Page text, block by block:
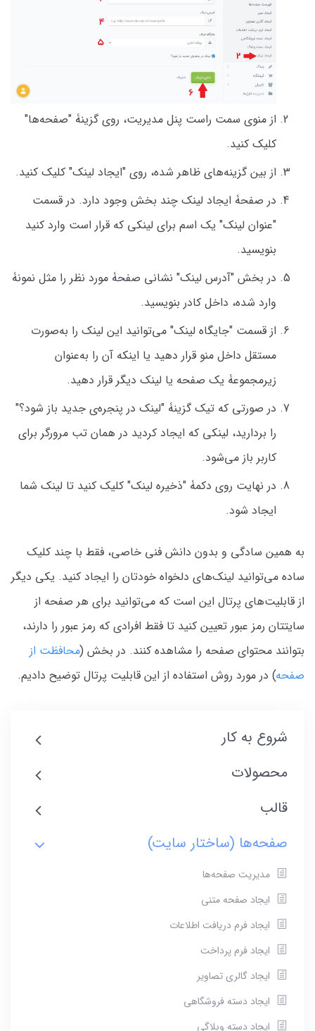
از منوی سمت راست پنل مدیریت، روی گزینۀ "صفحه‌ها"
کلیک کنید.
از بین گزینه‌های ظاهر شده، روی "ایجاد لینک" کلیک کنید.
در صفحۀ ایجاد لینک چند بخش وجود دارد. در قسمت
"عنوان لینک" یک اسم برای لینکی که قرار است وارد کنید
بنویسید.
در بخش "آدرس لینک" نشانی صفحۀ مورد نظر را مثل نمونۀ
وارد شده، داخل کادر بنویسید.
از قسمت "جایگاه لینک" می‌توانید این لینک را به‌صورت
مستقل داخل منو قرار دهید یا اینکه آن را به‌عنوان
زیرمجموعۀ یک صفحه یا لینک دیگر قرار دهید.
در صورتی که تیک گزینۀ "لینک در پنجره‌ی جدید باز شود؟"
را بردارید، لینکی که ایجاد کردید در همان تب مرورگر برای
کاربر باز می‌شود.
در نهایت روی دکمۀ "ذخیره لینک" کلیک کنید تا لینک شما
ایجاد شود.
به همین سادگی و بدون دانش فنی خاصی، فقط با چند کلیک
ساده می‌توانید لینک‌های دلخواه خودتان را ایجاد کنید. یکی دیگر
از قابلیت‌های پرتال این است که می‌توانید برای هر صفحه از
سایتتان رمز عبور تعیین کنید تا فقط افرادی که رمز عبور را دارند،
بتوانند محتوای صفحه را مشاهده کنند. در بخش (محافظت از
صفحه) در مورد روش استفاده از این قابلیت پرتال توضیح دادیم.
شروع به کار
محصولات
قالب
صفحه‌ها (ساختار سایت)
مدیریت صفحه‌ها
ایجاد صفحه متنی
ایجاد فرم دریافت اطلاعات
ایجاد فرم پرداخت
ایجاد گالری تصاویر
ایجاد دسته فروشگاهی
ایجاد دسته وبلاگی